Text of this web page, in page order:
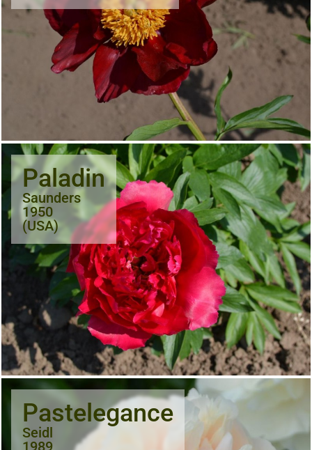
Paladin
Saunders
1950
(USA)
Pastelegance
Seidl
1989